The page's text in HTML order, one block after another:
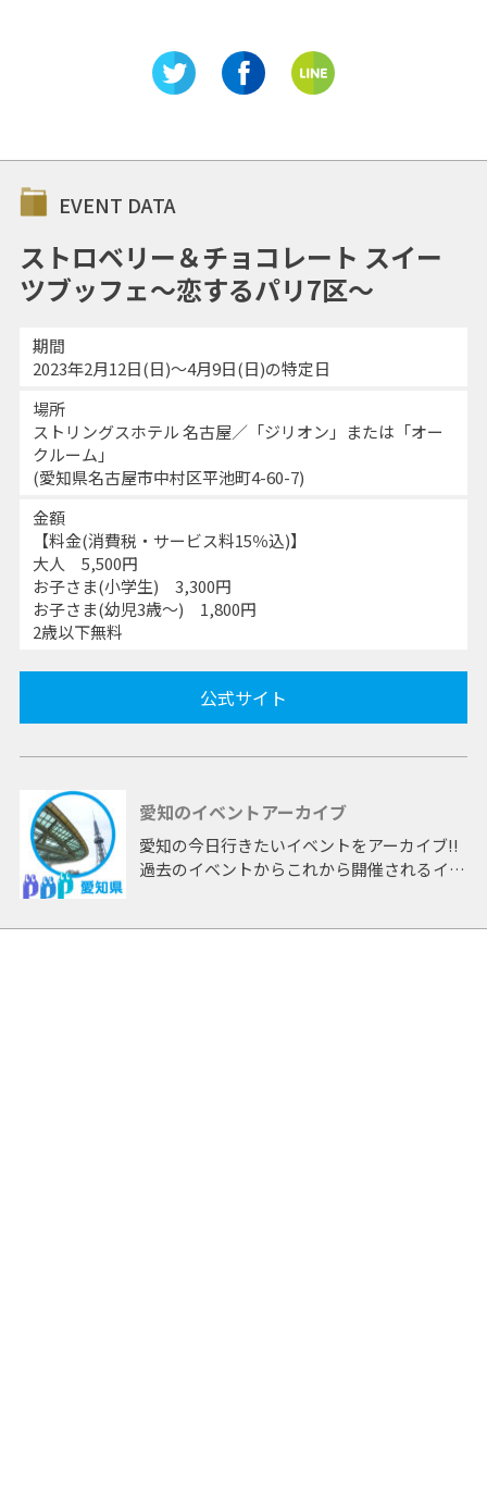
EVENT DATA
ストロベリー＆チョコレート スイー
ツブッフェ～恋するパリ7区～
期間
2023年2月12日(日)～4月9日(日)の特定日
場所
ストリングスホテル 名古屋／「ジリオン」または「オー
クルーム」
(愛知県名古屋市中村区平池町4-60-7)
金額
【料金(消費税・サービス料15％込)】
大人 5,500円
お子さま(小学生) 3,300円
お子さま(幼児3歳～) 1,800円
2歳以下無料
公式サイト
愛知のイベントアーカイブ
愛知の今日行きたいイベントをアーカイブ!!
過去のイベントからこれから開催されるイベ